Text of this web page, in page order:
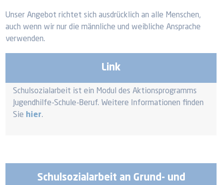
Unser Angebot richtet sich ausdrücklich an alle Menschen,
auch wenn wir nur die männliche und weibliche Ansprache
verwenden.
Link
Schulsozialarbeit ist ein Modul des Aktionsprogramms
Jugendhilfe-Schule-Beruf. Weitere Informationen finden
Sie hier.
Schulsozialarbeit an Grund- und